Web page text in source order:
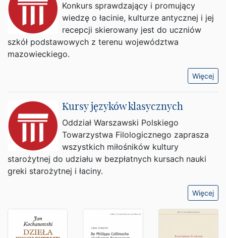
Konkurs sprawdzający i promujący
wiedzę o łacinie, kulturze antycznej i jej
recepcji skierowany jest do uczniów
szkół podstawowych z terenu województwa
mazowieckiego.
Więcej
Kursy języków klasycznych
Oddział Warszawski Polskiego
Towarzystwa Filologicznego zaprasza
wszystkich miłośników kultury
starożytnej do udziału w bezpłatnych kursach nauki
greki starożytnej i łaciny.
Więcej